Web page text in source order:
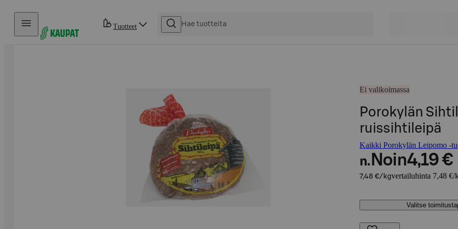
Hyppää sisältöön
Tuotteet
Ei valikoimassa
Porokylän
ruissihtileipä
Kaikki Porokylän Leipomo -
n. Noin4,19 €
7,48 €/kgvertailuhinta 7,48 €/
Valitse